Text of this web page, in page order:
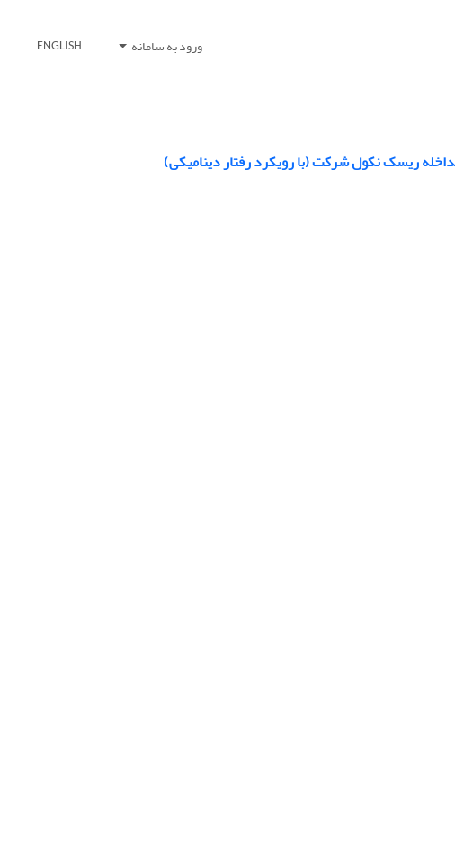
ورود به سامانه ENGLISH
ریسک نکول شرکت (با رویکرد رفتار دینامیکی)